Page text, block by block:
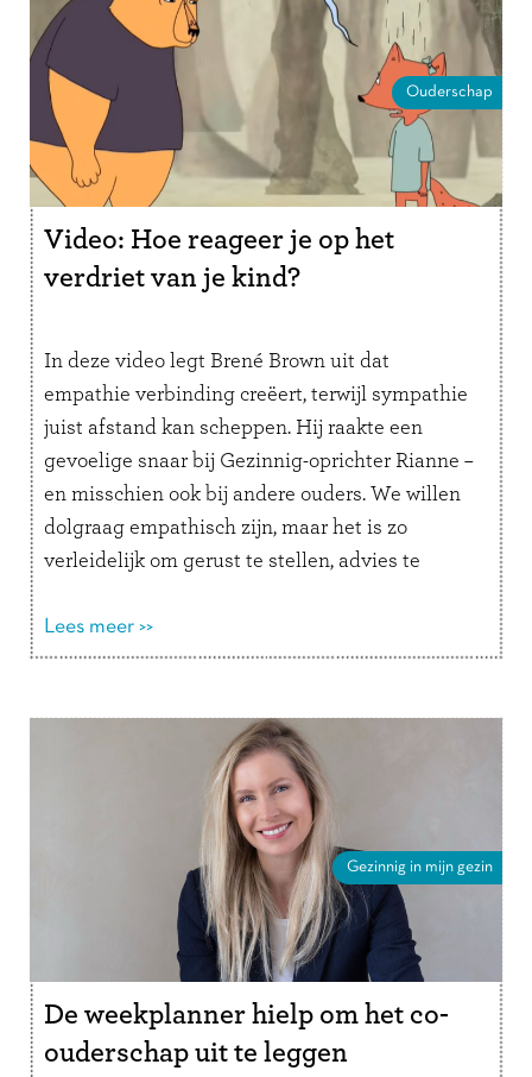
Ouderschap
Video: Hoe reageer je op het
verdriet van je kind?
In deze video legt Brené Brown uit dat
empathie verbinding creëert, terwijl sympathie
juist afstand kan scheppen. Hij raakte een
gevoelige snaar bij Gezinnig-oprichter Rianne –
en misschien ook bij andere ouders. We willen
dolgraag empathisch zijn, maar het is zo
verleidelijk om gerust te stellen, advies te
verder
Lees meer >>
Gezinnig in mijn gezin
De weekplanner hielp om het co-
ouderschap uit te leggen